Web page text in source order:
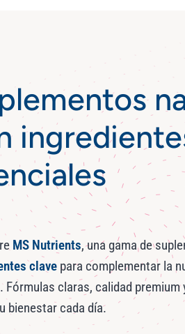
MS Nutrients, una gama de
clave para complementar la
Fórmulas claras, calidad premium
bienestar cada día.